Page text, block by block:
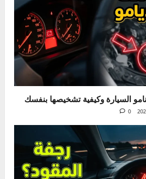
بنفسك في المنزل خطوة بخطوة
0